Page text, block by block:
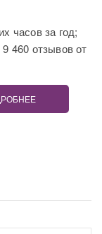
часов за год;
460 отзывов от